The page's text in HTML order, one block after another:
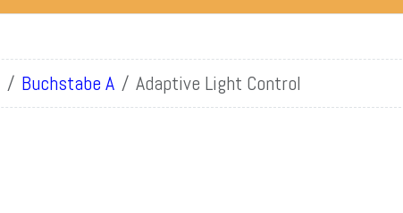
Buchstabe A Adaptive Light Control